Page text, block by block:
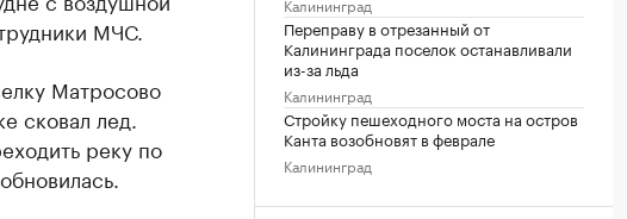
МЧС.
Матросово
сковал лед.
реку по
Переправу в отрезанный от
Калининграда поселок останавливали
из-за льда
Калининград
Стройку пешеходного моста на остров
Канта возобновят в феврале
Калининград